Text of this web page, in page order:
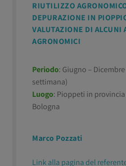
RIUTILIZZO
DEPURAZIONE IN
VALUTAZIONE DI ALCUNI
AGRONOMICI
Periodo: Giugno –
settimana)
Luogo: Pioppeti in provincia
Bologna
Marco Pozzati
Link alla pagina del